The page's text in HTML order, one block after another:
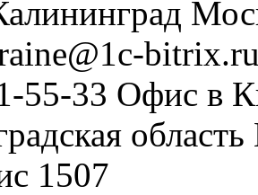
55-33 Офис в
область
1507